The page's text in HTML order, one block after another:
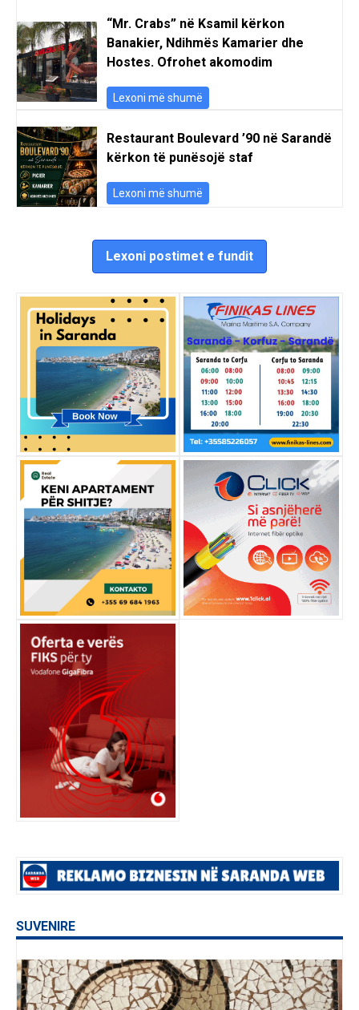
“Mr. Crabs” në Ksamil kërkon
Banakier, Ndihmës Kamarier dhe
Hostes. Ofrohet akomodim
Lexoni më shumë
Restaurant Boulevard ’90 në Sarandë
kërkon të punësojë staf
Lexoni më shumë
Lexoni postimet e fundit
SUVENIRE